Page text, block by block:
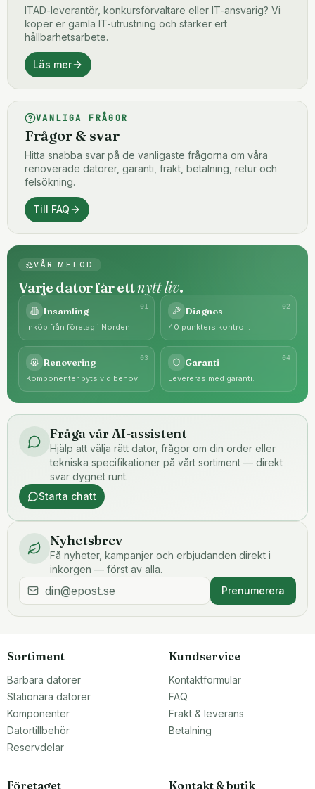
ITAD-leverantör, konkursförvaltare eller IT-ansvarig? Vi
köper er gamla IT-utrustning och stärker ert
hållbarhetsarbete.
Läs mer
VANLIGA FRÅGOR
Frågor & svar
Hitta snabba svar på de vanligaste frågorna om våra
renoverade datorer, garanti, frakt, betalning, retur och
felsökning.
Till FAQ
VÅR METOD
Varje dator får ettnytt liv.
01
Insamling
Inköp från företag i Norden.
02
Diagnos
40 punkters kontroll.
03
Renovering
Komponenter byts vid behov.
04
Garanti
Levereras med garanti.
Fråga vår AI-assistent
Hjälp att välja rätt dator, frågor om din order eller
tekniska specifikationer på vårt sortiment — direkt
svar dygnet runt.
Starta chatt
Nyhetsbrev
Få nyheter, kampanjer och erbjudanden direkt i
inkorgen — först av alla.
Prenumerera
Sortiment
Bärbara datorer
Stationära datorer
Komponenter
Datortillbehör
Reservdelar
Kundservice
Kontaktformulär
FAQ
Frakt & leverans
Betalning
Företaget Kontakt & butik